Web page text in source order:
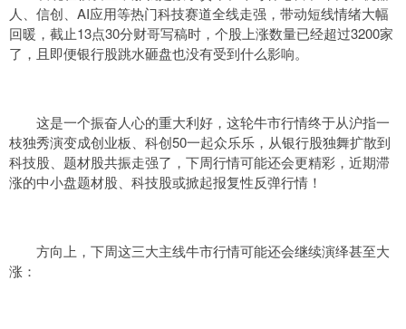
人、信创、AI应用等热门科技赛道全线走强，带动短线情绪大幅
回暖，截止13点30分财哥写稿时，个股上涨数量已经超过3200家
了，且即便银行股跳水砸盘也没有受到什么影响。
这是一个振奋人心的重大利好，这轮牛市行情终于从沪指一
枝独秀演变成创业板、科创50一起众乐乐，从银行股独舞扩散到
科技股、题材股共振走强了，下周行情可能还会更精彩，近期滞
涨的中小盘题材股、科技股或掀起报复性反弹行情！
方向上，下周这三大主线牛市行情可能还会继续演绎甚至大
涨：